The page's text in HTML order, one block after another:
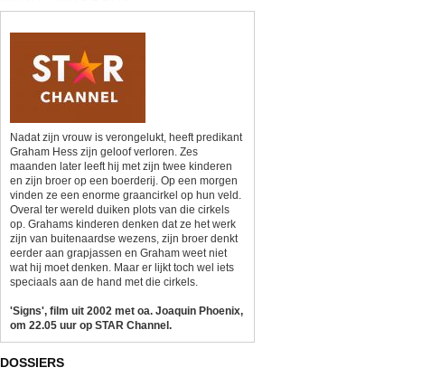
Nadat zijn vrouw is verongelukt, heeft predikant
Graham Hess zijn geloof verloren. Zes
maanden later leeft hij met zijn twee kinderen
en zijn broer op een boerderij. Op een morgen
vinden ze een enorme graancirkel op hun veld.
Overal ter wereld duiken plots van die cirkels
op. Grahams kinderen denken dat ze het werk
zijn van buitenaardse wezens, zijn broer denkt
eerder aan grapjassen en Graham weet niet
wat hij moet denken. Maar er lijkt toch wel iets
speciaals aan de hand met die cirkels.
'Signs', film uit 2002 met oa. Joaquin Phoenix,
om 22.05 uur op STAR Channel.
DOSSIERS